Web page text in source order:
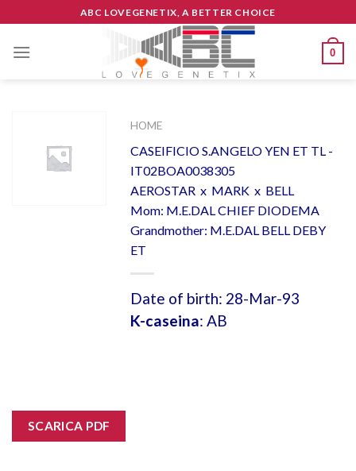
to
content
ABC LOVEGENETIX, A BETTER CHOICE
0
HOME
CASEIFICIO S.ANGELO YEN ET TL -
IT02BOA0038305
AEROSTAR x MARK x BELL
Mom: M.E.DAL CHIEF DIODEMA
Grandmother: M.E.DAL BELL DEBY
ET
Date of birth: 28-Mar-93
K-caseina: AB
SCARICA PDF